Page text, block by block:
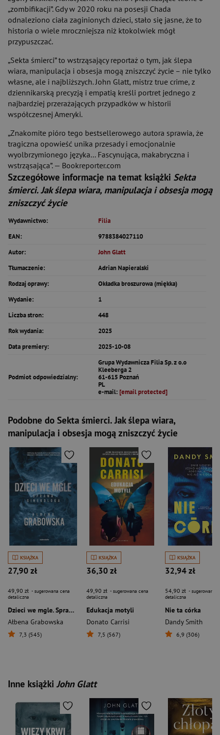
„zombifikacji”. Gdy w 2020 roku na posesji Chada
odnaleziono ciała zaginionych dzieci, stało się jasne, że to
historia o wiele mroczniejsza niż ktokolwiek mógł
przypuszczać.
„Sekta śmierci” to wstrząsający reportaż o tym, jak ślepa
wiara, manipulacja i obsesja mogą zniszczyć życie – nie tylko
własne, ale i najbliższych. John Glatt, mistrz true crime, z
dziennikarską precyzją i empatią kreśli portret jednego z
najbardziej przerażających przypadków w historii
współczesnej Ameryki.
„Znakomite pióro tego bestsellerowego autora sprawia, że
tragiczna opowieść unika przesady i emocjonalnie
wyolbrzymionego języka… Fascynująca, makabryczna i
wstrząsająca”. — Bookreporter.com
Szczegółowe informacje na temat książki Sekta
śmierci. Jak ślepa wiara, manipulacja i obsesja mogą
zniszczyć życie
Wydawnictwo:
Filia
EAN:
9788384027110
Autor:
John Glatt
Tłumaczenie:
Adrian Napieralski
Rodzaj oprawy:
Okładka broszurowa (miękka)
Wydanie:
1
Liczba stron:
448
Rok wydania:
2025
Data premiery:
2025-10-08
Podmiot odpowiedzialny:
Grupa Wydawnicza Filia Sp. z o.o
Kleeberga 2
61-615 Poznań
PL
e-mail: [email protected]
Podobne do Sekta śmierci. Jak ślepa wiara,
manipulacja i obsesja mogą zniszczyć życie
KSIĄŻKA
27,90 zł
49,90 zł - sugerowana cena
detaliczna
Dzieci we mgle. Sprawa ginekologa
Ałbena Grabowska
7,3 (545)
KSIĄŻKA
36,30 zł
49,90 zł - sugerowana cena
detaliczna
Edukacja motyli
Donato Carrisi
7,5 (567)
KSIĄŻKA
32,94 zł
54,90 zł - sugerowana
detaliczna
Nie ta córka
Dandy Smith
6,9 (306)
Inne książki John Glatt